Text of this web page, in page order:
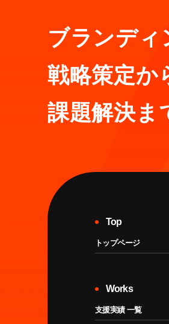
ブランディ
戦略策定か
Top
トップページ
Works
支援実績 一覧